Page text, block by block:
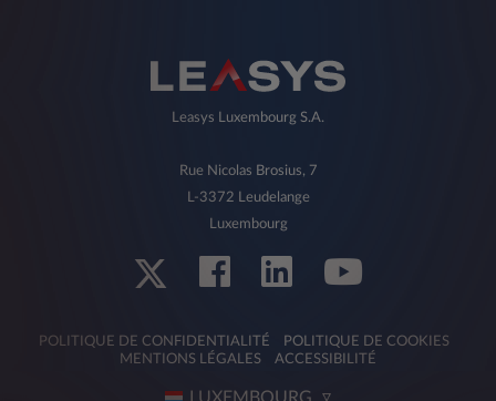
Leasys Luxembourg S.A.
Rue Nicolas Brosius, 7
L-3372 Leudelange
Luxembourg
POLITIQUE DE CONFIDENTIALITÉ
POLITIQUE DE COOKIES
MENTIONS LÉGALES
ACCESSIBILITÉ